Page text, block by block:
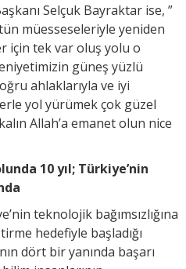
Selçuk Bayraktar ise, ”
müesseseleriyle yeniden
için tek var oluş yolu o
güneş yüzlü
ahlaklarıyla ve iyi
yol yürümek çok güzel
Allah’a emanet olun nice
10 yıl; Türkiye’nin
teknolojik bağımsızlığına
hedefiyle başladığı
dört bir yanında başarı